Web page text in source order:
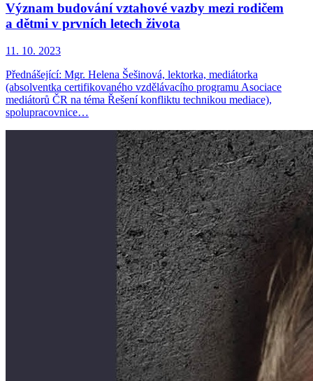
Význam budování vztahové vazby mezi rodičem
a dětmi v prvních letech života
11. 10. 2023
Přednášející: Mgr. Helena Šešinová, lektorka, mediátorka
(absolventka certifikovaného vzdělávacího programu Asociace
mediátorů ČR na téma Řešení konfliktu technikou mediace),
spolupracovnice…